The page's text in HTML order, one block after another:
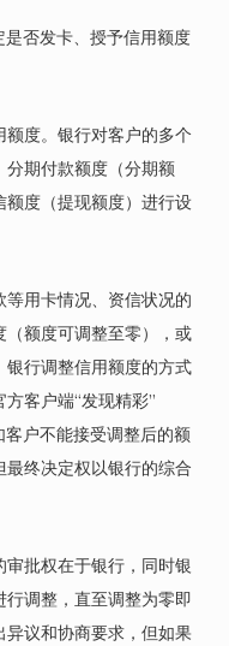
否发卡、授予信用额度
度。银行对客户的多个
期付款额度（分期额
度（提现额度）进行设
用卡情况、资信状况的
额度可调整至零），或
行调整信用额度的方式
客户端“发现精彩”
户不能接受调整后的额
终决定权以银行的综合
批权在于银行，同时银
调整，直至调整为零即
议和协商要求，但如果